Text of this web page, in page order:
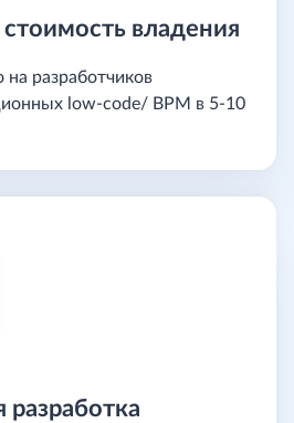
владения
разработчиков
low-code/ BPM в 5-10
разработка